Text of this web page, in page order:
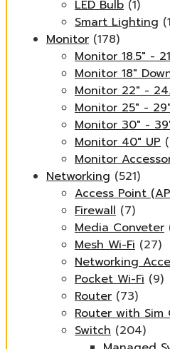
LED Bulb (1)
Smart Lighting
Monitor (178)
Monitor 18.5" -
Monitor 18"
Monitor 22" -
Monitor 25" -
Monitor 30" -
Monitor 40" UP
Monitor
Networking (521)
Access Point
Firewall (7)
Media Conveter
Mesh Wi-Fi (27)
Networking
Pocket Wi-Fi (9)
Router (73)
Router with Sim
Switch (204)